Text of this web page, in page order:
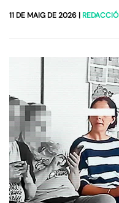
11 DE MAIG DE 2026 |REDACCIÓ